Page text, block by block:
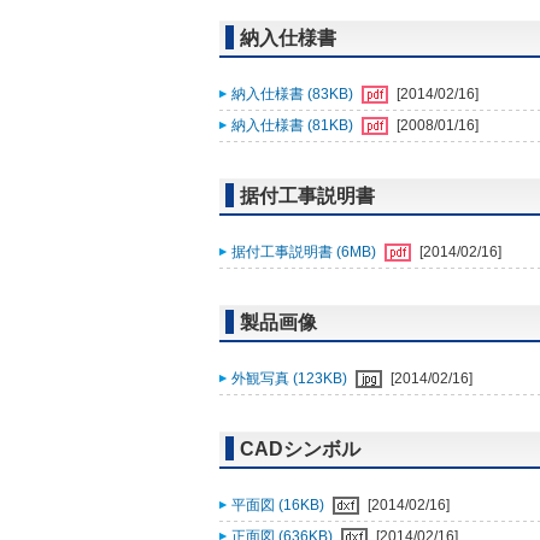
納入仕様書
納入仕様書 (83KB)
[2014/02/16]
納入仕様書 (81KB)
[2008/01/16]
据付工事説明書
据付工事説明書 (6MB) [2014/02/16]
製品画像
外観写真 (123KB) [2014/02/16]
CADシンボル
平面図 (16KB)
[2014/02/16]
正面図 (636KB)
[2014/02/16]